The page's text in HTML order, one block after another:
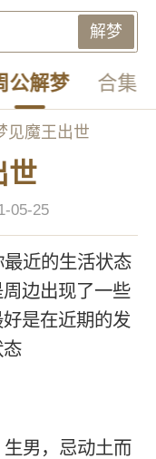
解梦
公解梦 合集
见魔王出世
世
05-25
近的生活状态
边出现了一些
是在近期的发
男，忌动土而